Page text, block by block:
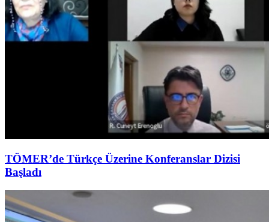
TÖMER’de Türkçe Üzerine Konferanslar Dizisi
Başladı